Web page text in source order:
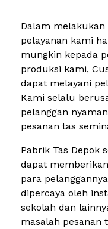
Dalam
pelayanan kami
mungkin kepada
produksi kami,
dapat melayani
Kami selalu
pelanggan
pesanan tas
Pabrik Tas Depok
dapat
para
dipercaya oleh
sekolah dan
masalah pesanan